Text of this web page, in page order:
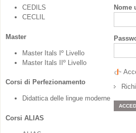
CEDILS
CECLIL
Master
Master Itals Iº Livello
Master Itals IIº Livello
Corsi di Perfezionamento
Didattica delle lingue moderne
Corsi ALIAS
Nome